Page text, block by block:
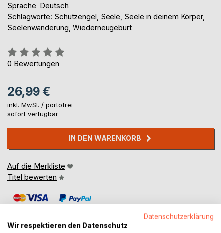
Sprache: Deutsch
Schlagworte: Schutzengel, Seele, Seele in deinem Körper,
Seelenwanderung, Wiederneugeburt
Bewertung::
0%
0 Bewertungen
26,99 €
inkl. MwSt. / portofrei
sofort verfügbar
IN DEN WARENKORB
Auf die Merkliste
Titel bewerten
Datenschutzerklärung
Wir respektieren den Datenschutz